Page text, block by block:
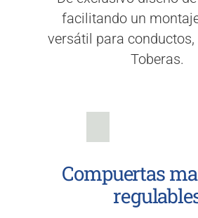
facilitando un
versátil para
Toberas.
Compuertas